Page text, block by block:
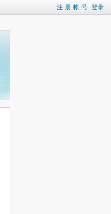
注-册-帐-号 登录